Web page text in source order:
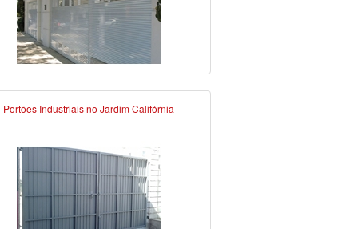
Portões Industriais no Jardim Califórnia